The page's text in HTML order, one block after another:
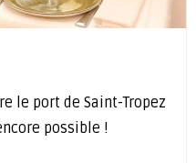
le port de Saint-Tropez
possible !